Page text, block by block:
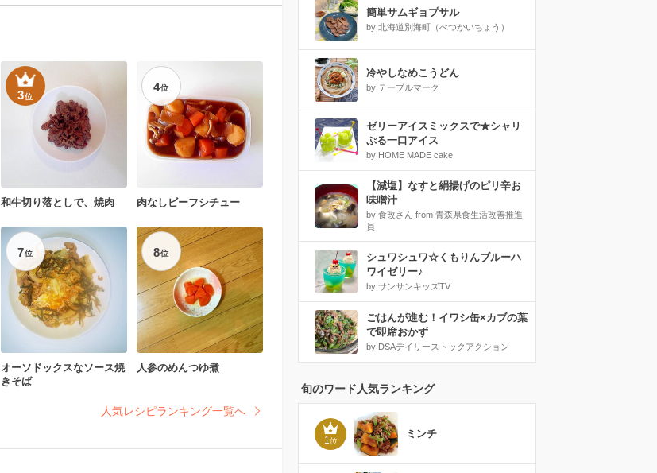
3位
和牛切り落としで、焼肉
4位
肉なしビーフシチュー
7位
オーソドックスなソース焼
きそば
8位
人参のめんつゆ煮
人気レシピランキング一覧へ
簡単サムギョプサル
by 北海道別海町（べつかいちょう）
冷やしなめこうどん
by テーブルマーク
ゼリーアイスミックスで★シャリ
ぷる一口アイス
by HOME MADE cake
【減塩】なすと絹揚げのピリ辛お
味噌汁
by 食改さん from 青森県食生活改善推進
員
シュワシュワ☆くもりんブルーハ
ワイゼリー♪
by サンサンキッズTV
ごはんが進む！イワシ缶×カブの葉
で即席おかず
by DSAデイリーストックアクション
旬のワード人気ランキング
1位
ミンチ